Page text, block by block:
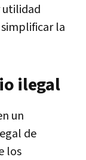
utilidad
la
ilegal
un
de
los